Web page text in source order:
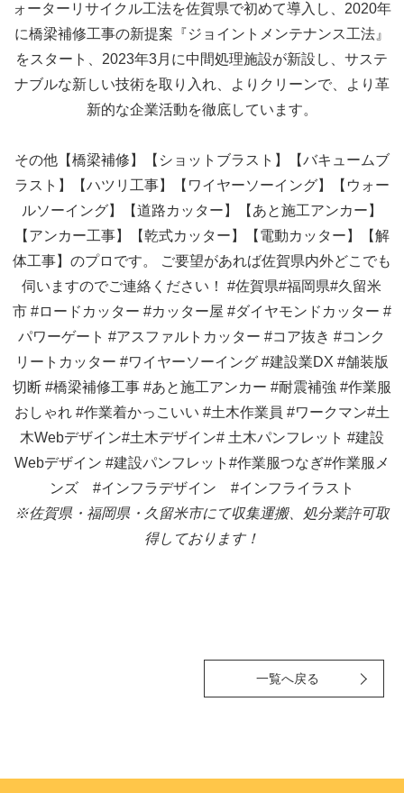
ォーターリサイクル工法を佐賀県で初めて導入し、2020年
に橋梁補修工事の新提案『ジョイントメンテナンス工法』
をスタート、2023年3月に中間処理施設が新設し、サステ
ナブルな新しい技術を取り入れ、よりクリーンで、より革
新的な企業活動を徹底しています。
その他【橋梁補修】【ショットブラスト】【バキュームブ
ラスト】【ハツリ工事】【ワイヤーソーイング】【ウォー
ルソーイング】【道路カッター】【あと施工アンカー】
【アンカー工事】【乾式カッター】【電動カッター】【解
体工事】のプロです。 ご要望があれば佐賀県内外どこでも
伺いますのでご連絡ください！#佐賀県#福岡県#久留米
市 #ロードカッター #カッター屋 #ダイヤモンドカッター #
パワーゲート #アスファルトカッター #コア抜き #コンク
リートカッター #ワイヤーソーイング #建設業DX #舗装版
切断 #橋梁補修工事 #あと施工アンカー #耐震補強 #作業服
おしゃれ #作業着かっこいい #土木作業員 #ワークマン#土
木Webデザイン#土木デザイン#土木パンフレット #建設
Webデザイン #建設パンフレット#作業服つなぎ#作業服メ
ンズ#インフラデザイン #インフライラスト
※佐賀県・福岡県・久留米市にて収集運搬、処分業許可取
得しております！
一覧へ戻る